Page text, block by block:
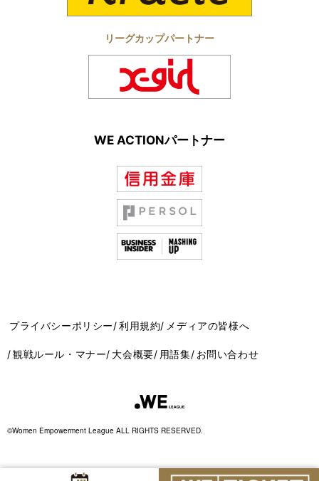
リーグカップパートナー
WE ACTIONパートナー
プライバシーポリシー 利用規約 メディアの皆様へ
観戦ルール・マナー 大会概要 用語集 お問い合わせ
©Women Empowerment League ALL RIGHTS RESERVED.